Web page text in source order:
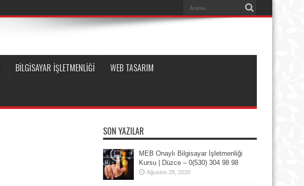
BİLGİSAYAR İŞLETMENLİĞİ WEB TASARIM
SON YAZILAR
MEB Onaylı Bilgisayar İşletmenliği
Kursu | Düzce – 0(530) 304 98 98
Ağustos 28, 2020